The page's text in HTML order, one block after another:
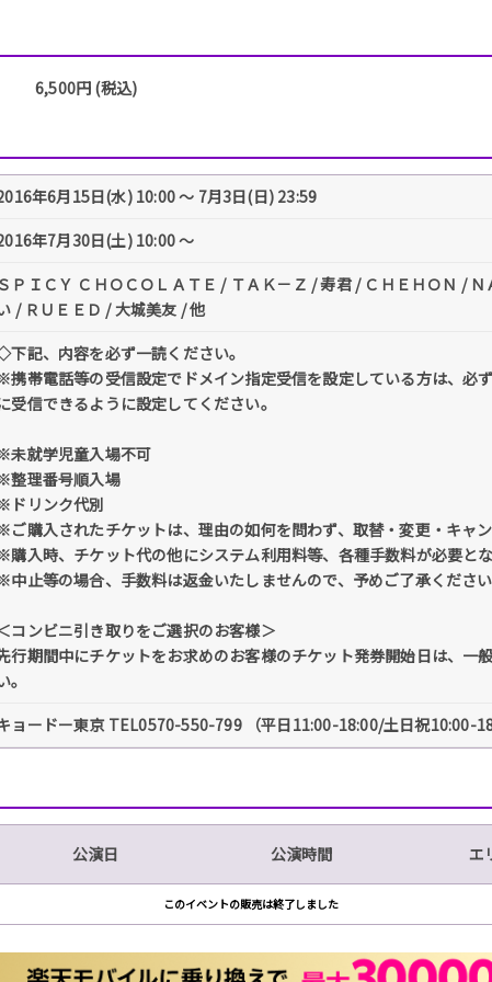
6,500円 (税込)
年6月15日(水) 10:00 〜 7月3日(日) 23:59
年7月30日(土) 10:00 〜
ＰＩＣＹ ＣＨＯＣＯＬＡＴＥ / ＴＡＫ－Ｚ / 寿君 / ＣＨＥＨＯＮ /
/ ＲＵＥＥＤ / 大城美友 / 他
下記、内容を必ず一読ください。
携帯電話等の受信設定でドメイン指定受信を設定している方は、
受信できるように設定してください。
未就学児童入場不可
整理番号順入場
ドリンク代別
ご購入されたチケットは、理由の如何を問わず、取替・変更・キャ
購入時、チケット代の他にシステム利用料等、各種手数料が必要とな
中止等の場合、手数料は返金いたしませんので、予めご了承ください
コンビニ引き取りをご選択のお客様＞
行期間中にチケットをお求めのお客様のチケット発券開始日は、一
。
ョードー東京 TEL0570-550-799 （平日11:00-18:00/土日祝10:00-
公演日 公演時間 エ
このイベントの販売は終了しました